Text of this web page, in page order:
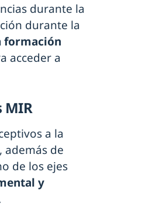
durante la
durante la
formación
acceder a
MIR
a la
además de
de los ejes
y